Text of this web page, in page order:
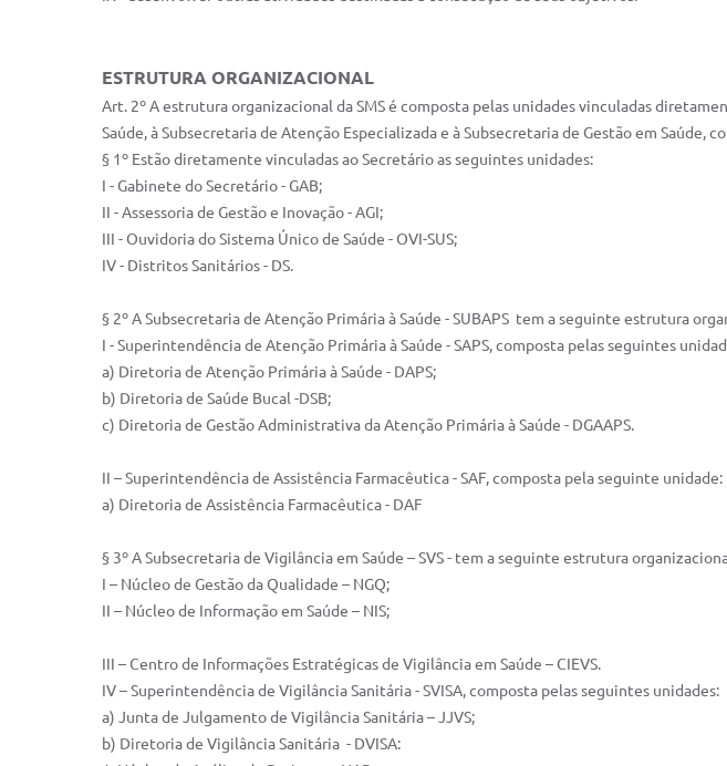
ESTRUTURA ORGANIZACIONAL
Art. 2º A estrutura organizacional da SMS é composta pelas unidades vinculadas
Saúde, à Subsecretaria de Atenção Especializada e à Subsecretaria de Gestão em Saúde,
§ 1º Estão diretamente vinculadas ao Secretário as seguintes unidades:
I - Gabinete do Secretário - GAB;
II - Assessoria de Gestão e Inovação - AGI;
III - Ouvidoria do Sistema Único de Saúde - OVI-SUS;
IV - Distritos Sanitários - DS.
§ 2º A Subsecretaria de Atenção Primária à Saúde - SUBAPS tem a seguinte estrutura
I - Superintendência de Atenção Primária à Saúde - SAPS, composta pelas seguintes
a) Diretoria de Atenção Primária à Saúde - DAPS;
b) Diretoria de Saúde Bucal -DSB;
c) Diretoria de Gestão Administrativa da Atenção Primária à Saúde - DGAAPS.
II – Superintendência de Assistência Farmacêutica - SAF, composta pela seguinte unidade:
a) Diretoria de Assistência Farmacêutica - DAF
§ 3º A Subsecretaria de Vigilância em Saúde – SVS - tem a seguinte estrutura
I – Núcleo de Gestão da Qualidade – NGQ;
II – Núcleo de Informação em Saúde – NIS;
III – Centro de Informações Estratégicas de Vigilância em Saúde – CIEVS.
IV – Superintendência de Vigilância Sanitária - SVISA, composta pelas seguintes unidades:
a) Junta de Julgamento de Vigilância Sanitária – JJVS;
b) Diretoria de Vigilância Sanitária - DVISA: